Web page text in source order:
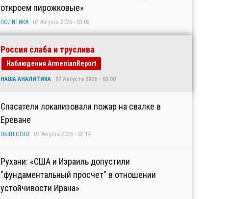
откроем пирожковые»
ПОЛИТИКА 07 Августа 2026 - 03:05
Россия слаба и труслива
Наблюдения ArmenianReport
НАША АНАЛИТИКА 07 Августа 2026 - 03:00
Спасатели локализовали пожар на свалке в
Ереване
ОБЩЕСТВО 07 Августа 2026 - 02:14
Рухани: «США и Израиль допустили
"фундаментальный просчет" в отношении
устойчивости Ирана»